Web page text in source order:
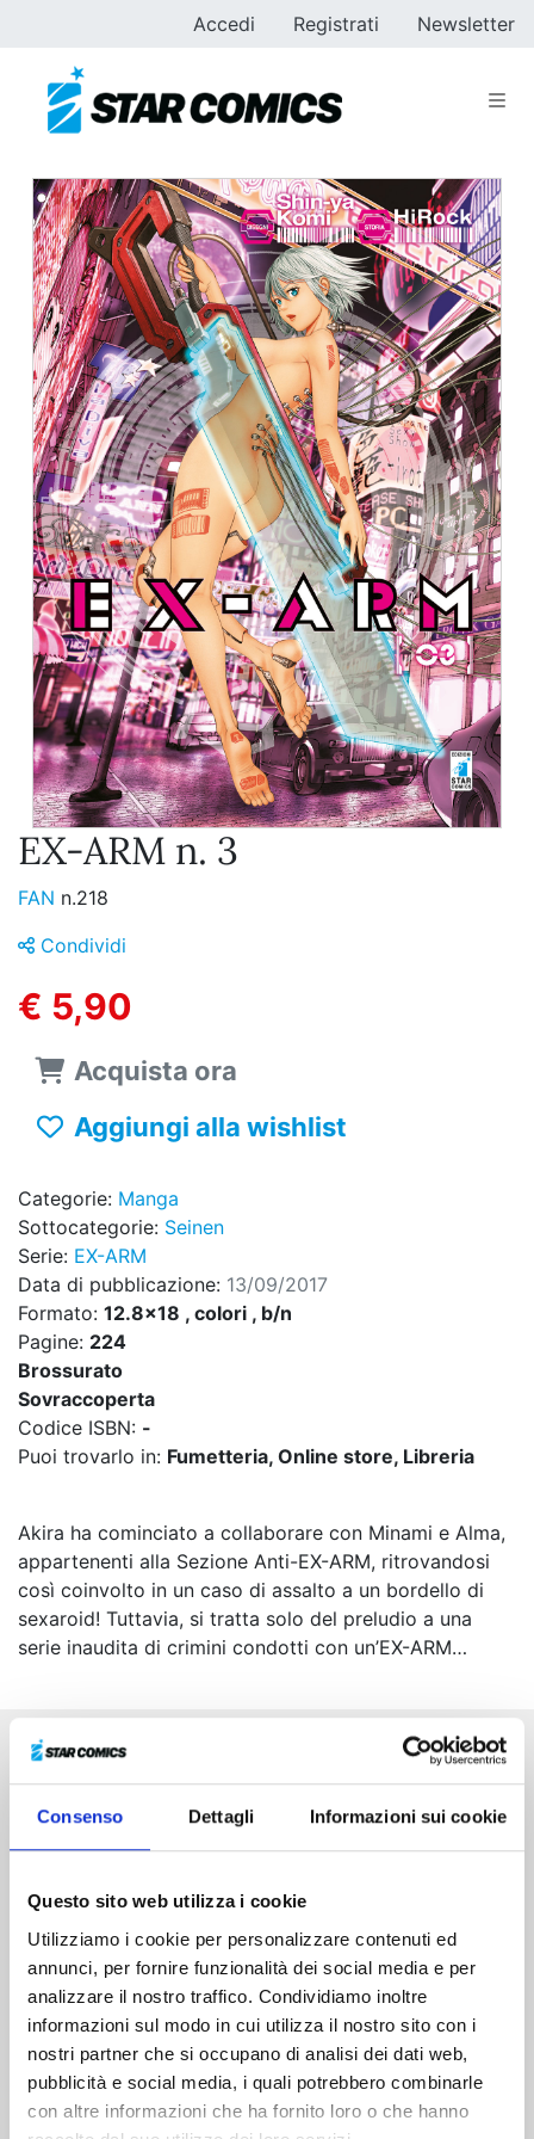
Consenso Dettagli Informazioni sui cookie
Questo sito web utilizza i cookie
Utilizziamo i cookie per personalizzare contenuti ed
annunci, per fornire funzionalità dei social media e per
analizzare il nostro traffico. Condividiamo inoltre
informazioni sul modo in cui utilizza il nostro sito con i
nostri partner che si occupano di analisi dei dati web,
pubblicità e social media, i quali potrebbero combinarle
con altre informazioni che ha fornito loro o che hanno
Accedi Registrati Newsletter
EX-ARM n. 3
FAN n.218
Condividi
€ 5,90
Acquista ora
Aggiungi alla wishlist
Categorie: Manga
Sottocategorie: Seinen
Serie: EX-ARM
Data di pubblicazione: 13/09/2017
Formato: 12.8x18 , colori , b/n
Pagine: 224
Brossurato
Sovraccoperta
Codice ISBN: -
Puoi trovarlo in: Fumetteria, Online store, Libreria
Akira ha cominciato a collaborare con Minami e Alma,
appartenenti alla Sezione Anti-EX-ARM, ritrovandosi
così coinvolto in un caso di assalto a un bordello di
sexaroid! Tuttavia, si tratta solo del preludio a una
serie inaudita di crimini condotti con un’EX-ARM…
Altri volumi della serie